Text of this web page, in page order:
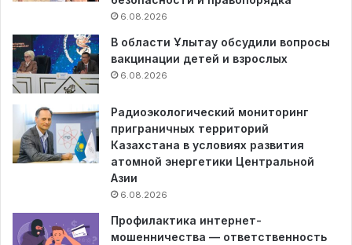
6.08.2026
В области Ұлытау обсудили вопросы
вакцинации детей и взрослых
6.08.2026
Радиоэкологический мониторинг
приграничных территорий
Казахстана в условиях развития
атомной энергетики Центральной
Азии
6.08.2026
Профилактика интернет-
мошенничества — ответственность